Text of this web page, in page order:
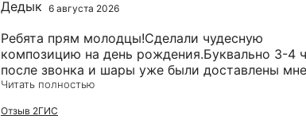
6 августа 2026
Ребята прям молодцы!Сделали чудесную
композицию на день рождения.Буквально 3-4
после звонка и шары уже были доставлены
адресу.Качество исполнения и упаковки на
Читать полностью
Отзыв 2ГИС